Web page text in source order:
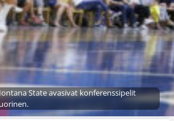
State avasivat konferenssipelit